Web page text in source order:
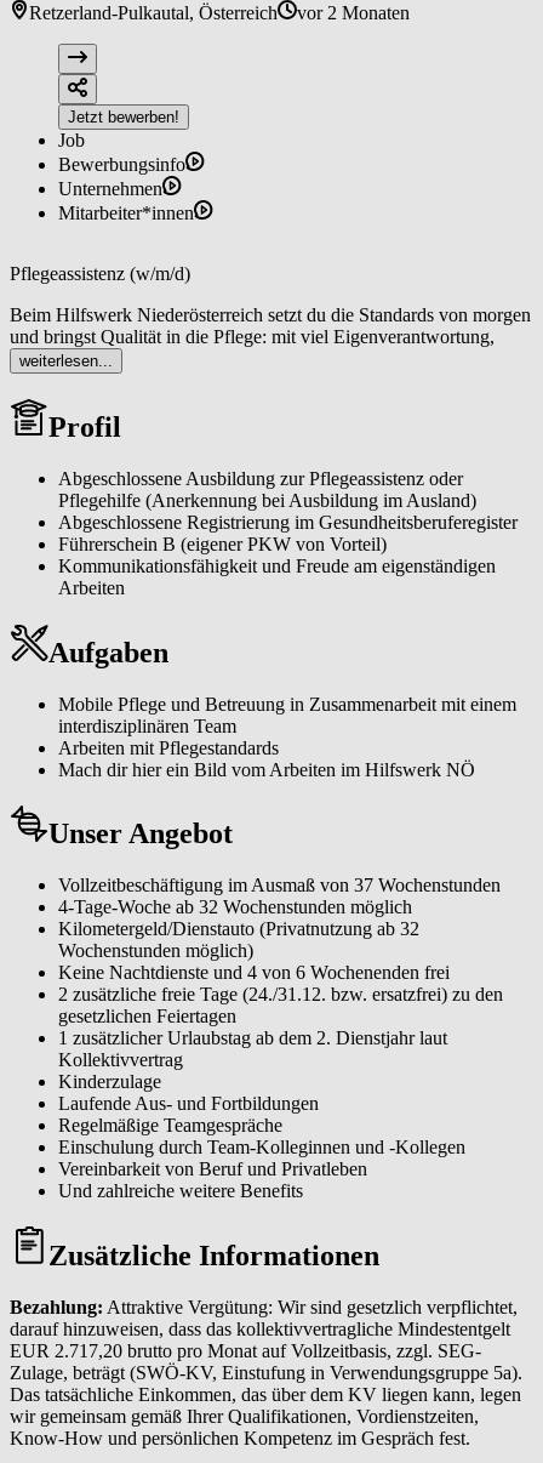
Retzerland-Pulkautal, Österreich
vor 2 Monaten
Jetzt bewerben!
Job
Bewerbungsinfo
Unternehmen
Mitarbeiter*innen
Pflegeassistenz (w/m/d)
Beim Hilfswerk Niederösterreich setzt du die Standards von morgen
und bringst Qualität in die Pflege: mit viel Eigenverantwortung,
deinem Fachwissen und wertvollem Austausch. Wir sind die Nr. 1 in
der Pflege zu Hause! Werde auch du Teil unseres Teams!
In Retzerland bieten wir ab sofort die Jobposition Pflegeassistenz
(w/m/d)
weiterlesen...
Profil
Abgeschlossene Ausbildung zur Pflegeassistenz oder
Pflegehilfe (Anerkennung bei Ausbildung im Ausland)
Abgeschlossene Registrierung im Gesundheitsberuferegister
Führerschein B (eigener PKW von Vorteil)
Kommunikationsfähigkeit und Freude am eigenständigen
Arbeiten
Aufgaben
Mobile Pflege und Betreuung in Zusammenarbeit mit einem
interdisziplinären Team
Arbeiten mit Pflegestandards
Mach dir hier ein Bild vom Arbeiten im Hilfswerk NÖ
Unser Angebot
Vollzeitbeschäftigung im Ausmaß von 37 Wochenstunden
4-Tage-Woche ab 32 Wochenstunden möglich
Kilometergeld/Dienstauto (Privatnutzung ab 32
Wochenstunden möglich)
Keine Nachtdienste und 4 von 6 Wochenenden frei
2 zusätzliche freie Tage (24./31.12. bzw. ersatzfrei) zu den
gesetzlichen Feiertagen
1 zusätzlicher Urlaubstag ab dem 2. Dienstjahr laut
Kollektivvertrag
Kinderzulage
Laufende Aus- und Fortbildungen
Regelmäßige Teamgespräche
Einschulung durch Team-Kolleginnen und -Kollegen
Vereinbarkeit von Beruf und Privatleben
Und zahlreiche weitere Benefits
Zusätzliche Informationen
Bezahlung: Attraktive Vergütung: Wir sind gesetzlich verpflichtet,
darauf hinzuweisen, dass das kollektivvertragliche Mindestentgelt
EUR 2.717,20 brutto pro Monat auf Vollzeitbasis, zzgl. SEG-
Zulage, beträgt (SWÖ-KV, Einstufung in Verwendungsgruppe 5a).
Das tatsächliche Einkommen, das über dem KV liegen kann, legen
wir gemeinsam gemäß Ihrer Qualifikationen, Vordienstzeiten,
Know-How und persönlichen Kompetenz im Gespräch fest.